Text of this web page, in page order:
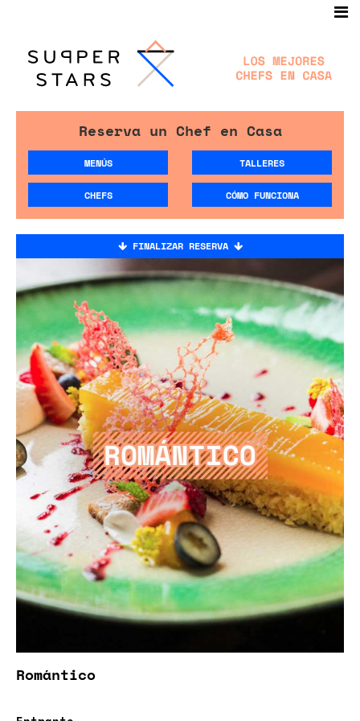
Reserva un Chef en Casa
MENÚS TALLERES
CHEFS CÓMO FUNCIONA
FINALIZAR RESERVA
Romántico